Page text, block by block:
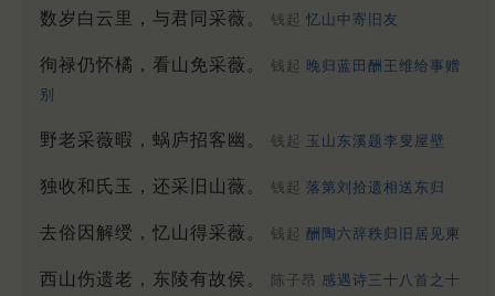
数岁白云里，与君同采薇。 钱起 忆山中寄旧友
徇禄仍怀橘，看山免采薇。 钱起 晚归蓝田酬王维给事赠
别
野老采薇暇，蜗庐招客幽。 钱起 玉山东溪题李叟屋壁
独收和氏玉，还采旧山薇。 钱起 落第刘拾遗相送东归
去俗因解绶，忆山得采薇。 钱起 酬陶六辞秩归旧居见柬
西山伤遗老，东陵有故侯。 陈子昂 感遇诗三十八首之十